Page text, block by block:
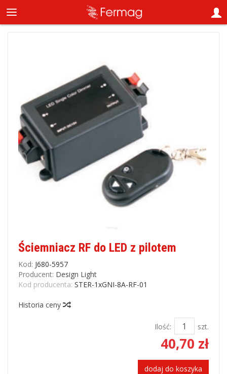
Ściemniacz RF do LED z pilotem
Kod: J680-5957
Producent: Design Light
Kod producenta: STER-1xGNI-8A-RF-01
Historia ceny
Ilość: szt.
40,70 zł
dodaj do koszyka